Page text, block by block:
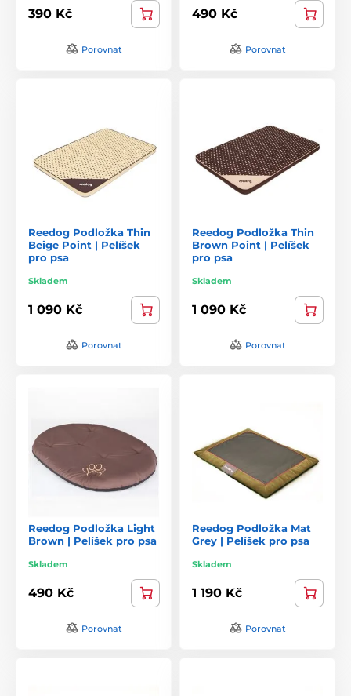
390 Kč
Porovnat
490 Kč
Porovnat
Reedog Podložka Thin
Beige Point | Pelíšek
pro psa
Skladem
1 090 Kč
Porovnat
Reedog Podložka Thin
Brown Point | Pelíšek
pro psa
Skladem
1 090 Kč
Porovnat
Reedog Podložka Light
Brown | Pelíšek pro psa
Skladem
490 Kč
Porovnat
Reedog Podložka Mat
Grey | Pelíšek pro psa
Skladem
1 190 Kč
Porovnat